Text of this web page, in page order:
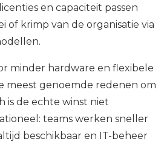
licenties en capaciteit passen
of krimp van de organisatie via
minder hardware en flexibele
meest genoemde redenen om
is de echte winst niet
teams werken sneller
beschikbaar en IT-beheer